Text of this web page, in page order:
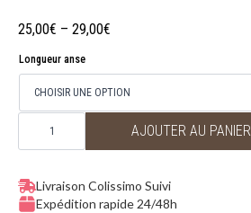
25,00€ – 29,00€
Plage
de
prix :
25,00€
Longueur anse
quantité
gourde
AJOUTER AU PANIER
Livraison Colissimo Suivi
Expédition rapide 24/48h